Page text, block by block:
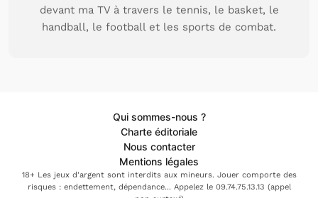
devant ma TV à travers le tennis, le basket, le
handball, le football et les sports de combat.
Qui sommes-nous ?
Charte éditoriale
Nous contacter
Mentions légales
18+ Les jeux d'argent sont interdits aux mineurs. Jouer comporte des
risques : endettement, dépendance... Appelez le 09.74.75.13.13 (appel